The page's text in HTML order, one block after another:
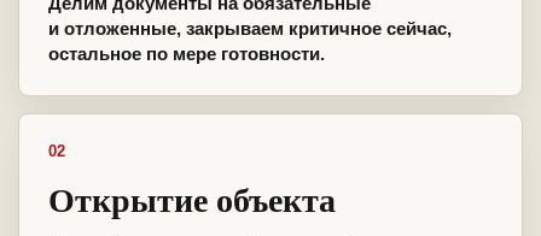
и отложенные, закрываем критичное сейчас,
остальное по мере готовности.
02
Открытие объекта